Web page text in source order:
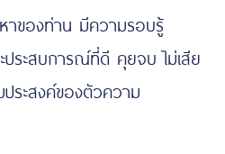
าของท่าน มีความรอบรู้
ระสบการณ์ที่ดี คุยจบ ไม่เสีย
ประสงค์ของตัวความ